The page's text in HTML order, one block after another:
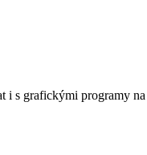
i s grafickými programy